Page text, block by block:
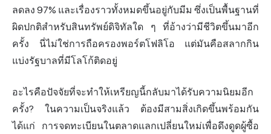
ลดลง 97% และเรื่องราวทั้งหมดขึ้นอยู่กับมีม ซึ่งเป็นพื้นฐานที่
ผิดปกติสำหรับสินทรัพย์ดิจิทัลใด ๆ ที่อ้างว่ามีชีวิตขึ้นมาอีก
ครั้ง นี่ไม่ใช่การถือครองพอร์ตโฟลิโอ แต่มันคือสลากกิน
แบ่งรัฐบาลที่มีโลโก้ติดอยู่
อะไรคือปัจจัยที่จะทำให้เหรียญนี้กลับมาได้รับความนิยมอีก
ครั้ง? ในความเป็นจริงแล้ว ต้องมีสามสิ่งเกิดขึ้นพร้อมกัน
ได้แก่ การจดทะเบียนในตลาดแลกเปลี่ยนใหม่เพื่อดึงดูดผู้ซื้อ